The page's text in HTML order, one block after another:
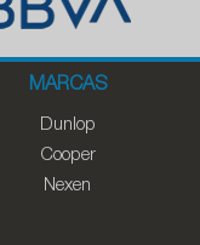
MARCAS
Dunlop
Cooper
Nexen